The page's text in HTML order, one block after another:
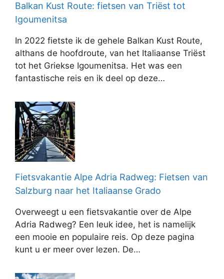
Balkan Kust Route: fietsen van Triëst tot
Igoumenitsa
In 2022 fietste ik de gehele Balkan Kust Route,
althans de hoofdroute, van het Italiaanse Triëst
tot het Griekse Igoumenitsa. Het was een
fantastische reis en ik deel op deze…
Fietsvakantie Alpe Adria Radweg: Fietsen van
Salzburg naar het Italiaanse Grado
Overweegt u een fietsvakantie over de Alpe
Adria Radweg? Een leuk idee, het is namelijk
een mooie en populaire reis. Op deze pagina
kunt u er meer over lezen. De…